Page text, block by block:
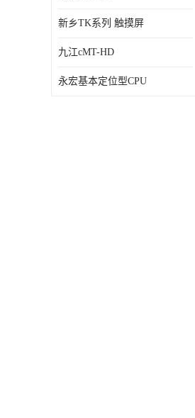
新乡TK系列 触摸屏
九江cMT-HD
永宏基本定位型CPU